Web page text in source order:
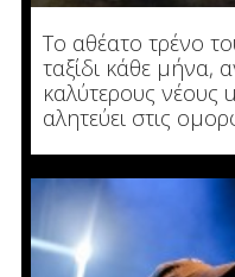
Το αθέατο τρένο
ταξίδι κάθε μήνα,
καλύτερους νέους
αλητεύει στις